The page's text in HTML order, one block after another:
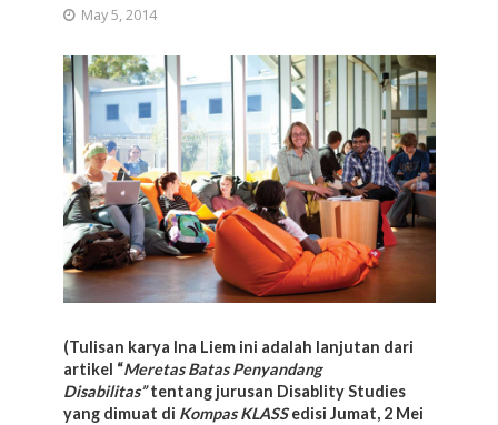
May 5, 2014
(Tulisan karya Ina Liem ini adalah lanjutan dari
artikel “Meretas Batas Penyandang
Disabilitas”tentang jurusan Disablity Studies
yang dimuat di Kompas KLASS edisi Jumat, 2 Mei